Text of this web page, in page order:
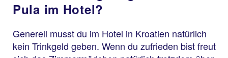
Pula im Hotel?
Generell musst du im Hotel in Kroatien natürlich
kein Trinkgeld geben. Wenn du zufrieden bist freut